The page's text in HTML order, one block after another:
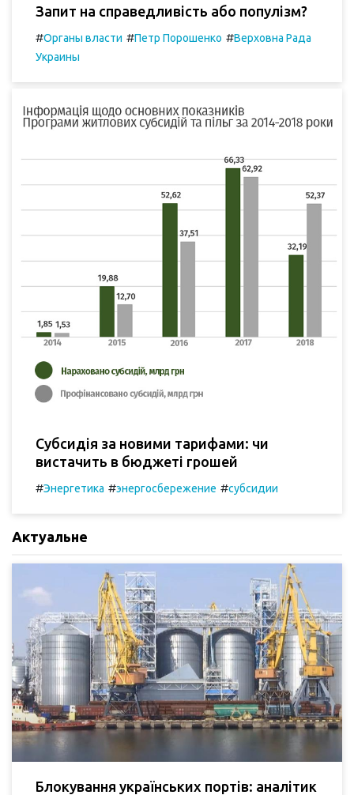
Запит на справедливість або популізм?
#Органы власти #Петр Порошенко #Верховна Рада
Украины
Субсидія за новими тарифами: чи
вистачить в бюджеті грошей
#Энергетика #энергосбережение #субсидии
Актуальне
Блокування українських портів: аналітик